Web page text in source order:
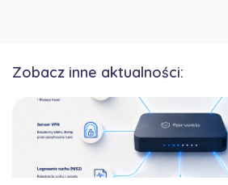
Zobacz inne aktualności: